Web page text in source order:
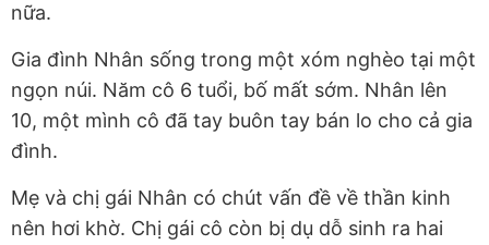
nữa.
Gia đình Nhân sống trong một xóm nghèo tại một
ngọn núi. Năm cô 6 tuổi, bố mất sớm. Nhân lên
10, một mình cô đã tay buôn tay bán lo cho cả gia
đình.
Mẹ và chị gái Nhân có chút vấn đề về thần kinh
nên hơi khờ. Chị gái cô còn bị dụ dỗ sinh ra hai